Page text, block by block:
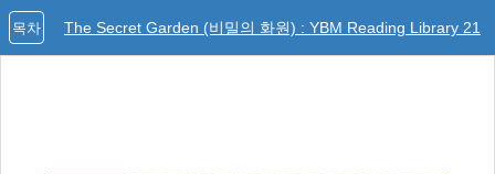
The Secret Garden (비밀의 화원) : YBM Reading Library 21
목차